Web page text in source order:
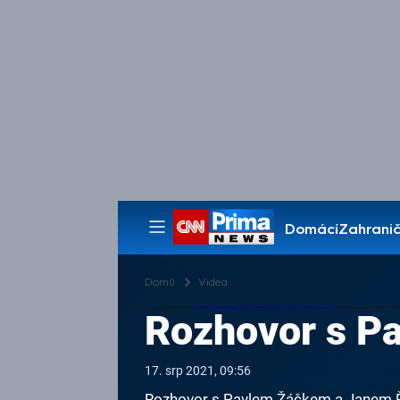
Domácí
Pořady
Domů Videa
Rozhovor s
17. srp 2021, 09:56